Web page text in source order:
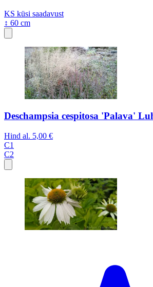
KS küsi saadavust
↕ 60 cm
Deschampsia cespitosa 'Palava'
Hind al. 5,00 €
C1
C2